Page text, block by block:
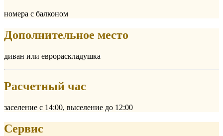
номера с балконом
Дополнительное место
диван или еврораскладушка
Расчетный час
заселение с 14:00, выселение до 12:00
Сервис